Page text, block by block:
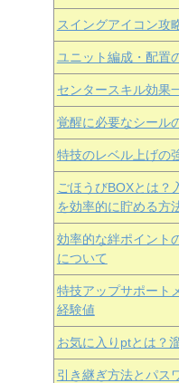
スイングアイコン攻
ユニット編成・配置
センタースキル効果
覚醒に必要なシール
特技のレベル上げの
ごほうびBOXとは？
を効率的に貯める方
効率的な絆ポイント
について
特技アップサポート
経験値
お気に入りptとは？
引き継ぎ方法とパス